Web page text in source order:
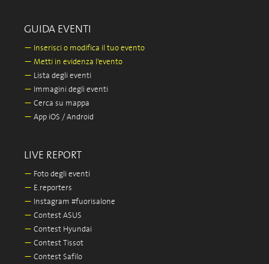
GUIDA EVENTI
— Inserisci o modifica il tuo evento
— Metti in evidenza l'evento
— Lista degli eventi
— Immagini degli eventi
— Cerca su mappa
— App iOS / Android
LIVE REPORT
— Foto degli eventi
— E.reporters
— Instagram #fuorisalone
— Contest ASUS
— Contest Hyundai
— Contest Tissot
— Contest Safilo